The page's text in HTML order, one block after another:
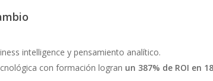
intelligence y pensamiento analítico.
con formación logran un 387% de ROI en